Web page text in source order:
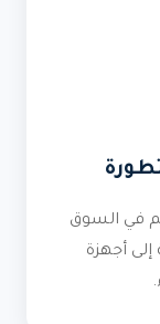
في السوق
أجهزة